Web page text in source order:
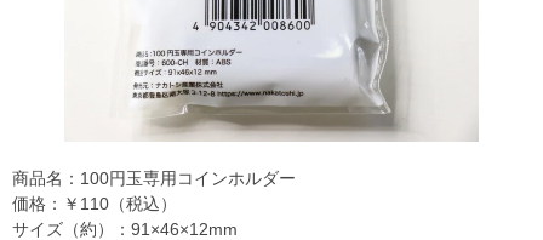
商品名：100円玉専用コインホルダー
価格：￥110（税込）
サイズ（約）：91×46×12mm